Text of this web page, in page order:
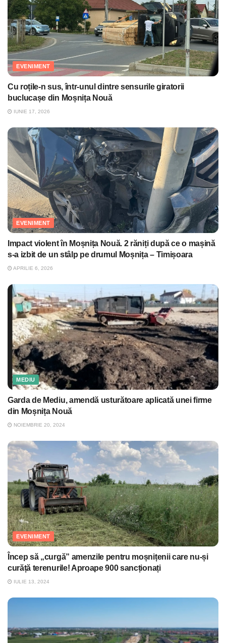
EVENIMENT
Cu roțile-n sus, într-unul dintre sensurile giratorii
buclucașe din Moșnița Nouă
IUNIE 17, 2026
EVENIMENT
Impact violent în Moșnița Nouă. 2 răniți după ce o mașină
s-a izbit de un stâlp pe drumul Moșnița – Timișoara
APRILIE 6, 2026
MEDIU
Garda de Mediu, amendă usturătoare aplicată unei firme
din Moșnița Nouă
NOIEMBRIE 20, 2024
EVENIMENT
Încep să „curgă” amenzile pentru moșnițenii care nu-și
curăță terenurile! Aproape 900 sancționați
IULIE 13, 2024